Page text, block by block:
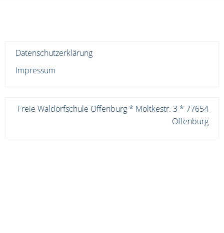
Datenschutzerklärung
Impressum
Freie Waldorfschule Offenburg * Moltkestr. 3 * 77654
Offenburg